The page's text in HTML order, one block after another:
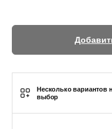
Несколько вариантов
выбор